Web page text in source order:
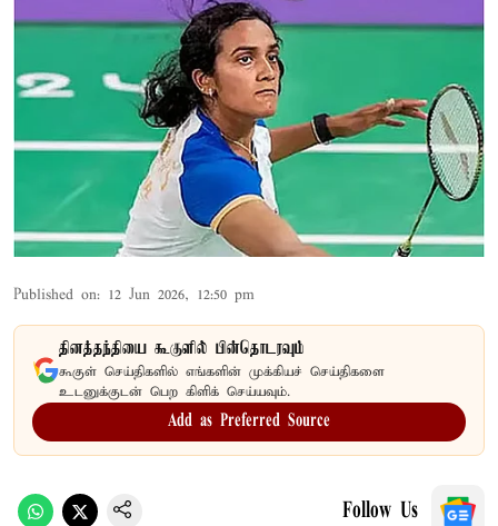
Published on: 12 Jun 2026, 12:50 pm
தினத்தந்தியை கூகுளில் பின்தொடரவும்
கூகுள் செய்திகளில் எங்களின் முக்கியச் செய்திகளை
உடனுக்குடன் பெற கிளிக் செய்யவும்.
Add as Preferred Source
Follow Us